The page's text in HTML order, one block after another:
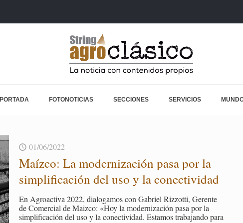
PORTADA FOTONOTICIAS SECCIONES SERVICIOS
01/06/2022
Maíz­co: La mo­der­ni­za­ción pasa por la
sim­pli­fi­ca­ción del uso y la co­nec­ti­vi­dad
En Agroac­ti­va 2022, dia­lo­ga­mos con Ga­briel Riz­zot­ti, Ge­ren­te
de Co­mer­cial de Maiz­co: «Hoy la mo­der­ni­za­ción pasa por la
sim­pli­fi­ca­ción del uso y la co­nec­ti­vi­dad. Es­ta­mos tra­ba­jan­do para